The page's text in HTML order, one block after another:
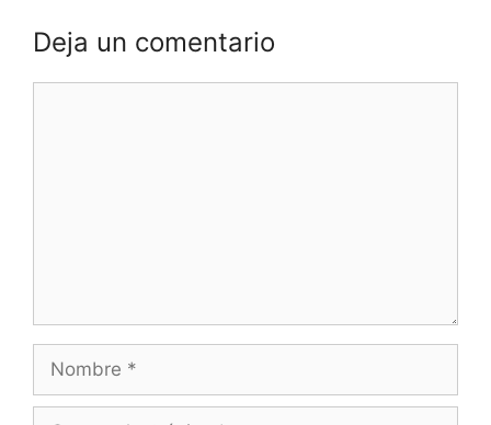
Deja un comentario